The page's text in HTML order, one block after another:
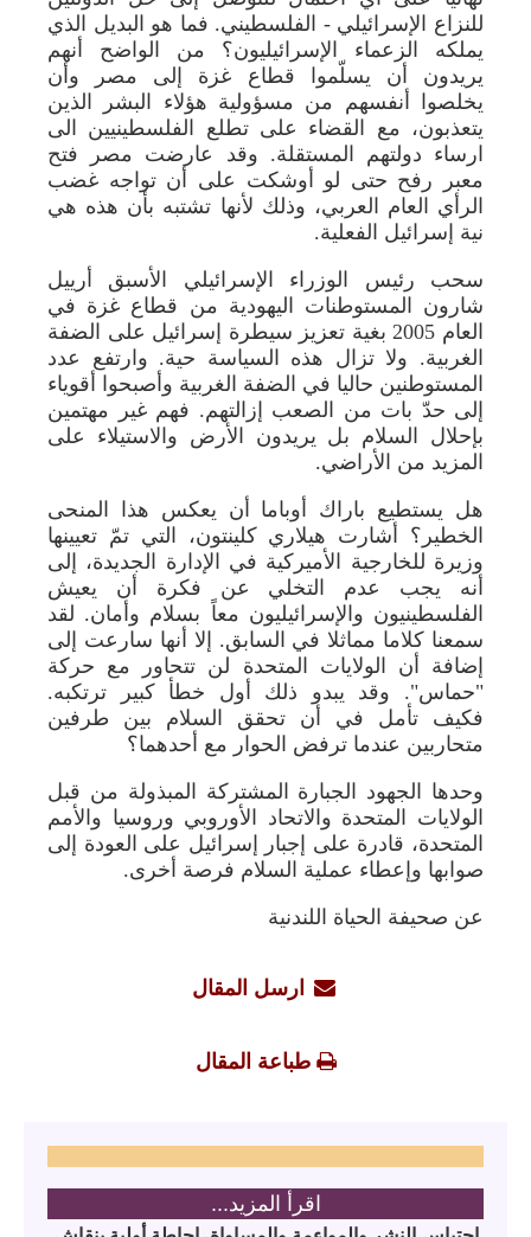
للنزاع الإسرائيلي - الفلسطيني. فما هو البديل الذي
يملكه الزعماء الإسرائيليون؟ من الواضح أنهم
يريدون أن يسلّموا قطاع غزة إلى مصر وأن
يخلصوا أنفسهم من مسؤولية هؤلاء البشر الذين
يتعذبون، مع القضاء على تطلع الفلسطينيين الى
ارساء دولتهم المستقلة. وقد عارضت مصر فتح
معبر رفح حتى لو أوشكت على أن تواجه غضب
الرأي العام العربي، وذلك لأنها تشتبه بأن هذه هي
نية إسرائيل الفعلية.
سحب رئيس الوزراء الإسرائيلي الأسبق أرييل
شارون المستوطنات اليهودية من قطاع غزة في
العام 2005 بغية تعزيز سيطرة إسرائيل على الضفة
الغربية. ولا تزال هذه السياسة حية. وارتفع عدد
المستوطنين حاليا في الضفة الغربية وأصبحوا أقوياء
إلى حدّ بات من الصعب إزالتهم. فهم غير مهتمين
بإحلال السلام بل يريدون الأرض والاستيلاء على
المزيد من الأراضي.
هل يستطيع باراك أوباما أن يعكس هذا المنحى
الخطير؟ أشارت هيلاري كلينتون، التي تمّ تعيينها
وزيرة للخارجية الأميركية في الإدارة الجديدة، إلى
أنه يجب عدم التخلي عن فكرة أن يعيش
الفلسطينيون والإسرائيليون معاً بسلام وأمان. لقد
سمعنا كلاما مماثلا في السابق. إلا أنها سارعت إلى
إضافة أن الولايات المتحدة لن تتحاور مع حركة
"حماس". وقد يبدو ذلك أول خطأ كبير ترتكبه.
فكيف تأمل في أن تحقق السلام بين طرفين
متحاربين عندما ترفض الحوار مع أحدهما؟
وحدها الجهود الجبارة المشتركة المبذولة من قبل
الولايات المتحدة والاتحاد الأوروبي وروسيا والأمم
المتحدة، قادرة على إجبار إسرائيل على العودة إلى
صوابها وإعطاء عملية السلام فرصة أخرى.
عن صحيفة الحياة اللندنية
ارسل المقال
طباعة المقال
اقرأ المزيد...